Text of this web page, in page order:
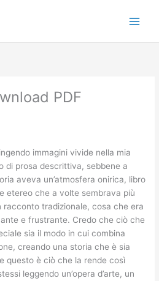
PDF
immagini vivide nella mia
di prosa descrittiva, sebbene a
aveva un’atmosfera onirica, libro
etereo che a volte sembrava più
racconto tradizionale, cosa che era
e frustrante. Credo che ciò che
sia il modo in cui combina
creando una storia che è sia
questo è ciò che la rende così
leggendo un’opera d’arte, un